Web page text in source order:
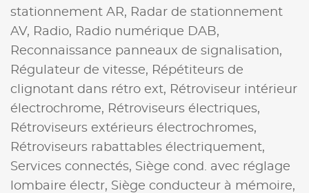
stationnement AR, Radar de stationnement
AV, Radio, Radio numérique DAB,
Reconnaissance panneaux de signalisation,
Régulateur de vitesse, Répétiteurs de
clignotant dans rétro ext, Rétroviseur intérieur
électrochrome, Rétroviseurs électriques,
Rétroviseurs extérieurs électrochromes,
Rétroviseurs rabattables électriquement,
Services connectés, Siège cond. avec réglage
lombaire électr, Siège conducteur à mémoire,